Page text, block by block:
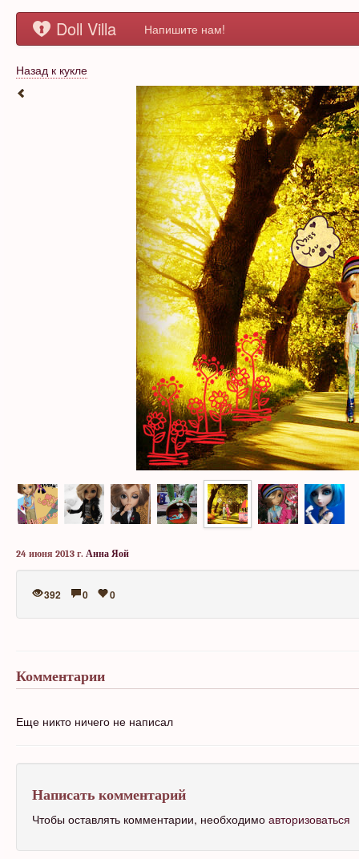
Doll Villa Напишите нам!
Назад к кукле
24 июня 2013 г. Анна Яой
392 0 0
Комментарии
Еще никто ничего не написал
Написать комментарий
Чтобы оставлять комментарии, необходимо авторизоваться